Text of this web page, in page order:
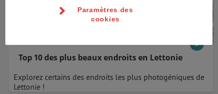
Top 10 des plus beaux endroits en Lettonie
Explorez certains des endroits les plus photogéniques de
Lettonie !
Paramètres des
cookies